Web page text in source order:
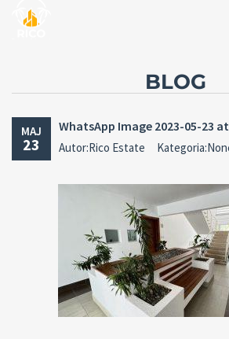
BLOG
MAJ
23
WhatsApp Image 2023-05-23 at
Autor:Rico Estate